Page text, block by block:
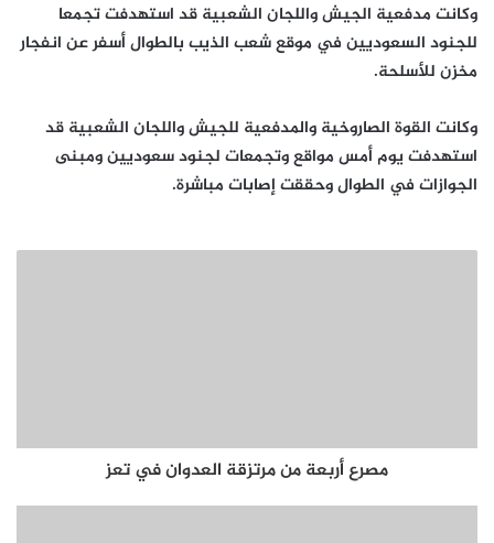
وكانت مدفعية الجيش واللجان الشعبية قد استهدفت تجمعا
للجنود السعوديين في موقع شعب الذيب بالطوال أسفر عن انفجار
مخزن للأسلحة.
وكانت القوة الصاروخية والمدفعية للجيش واللجان الشعبية قد
استهدفت يوم أمس مواقع وتجمعات لجنود سعوديين ومبنى
الجوازات في الطوال وحققت إصابات مباشرة.
مصرع أربعة من مرتزقة العدوان في تعز